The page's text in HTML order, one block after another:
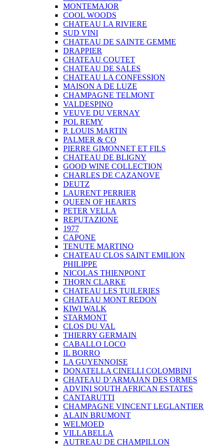
MONTEMAJOR
COOL WOODS
CHATEAU LA RIVIERE
SUD VINI
CHATEAU DE SAINTE GEMME
DRAPPIER
CHATEAU COUTET
CHATEAU DE SALES
CHATEAU LA CONFESSION
MAISON A DE LUZE
CHAMPAGNE TELMONT
VALDESPINO
VEUVE DU VERNAY
POL REMY
P. LOUIS MARTIN
PALMER & CO
PIERRE GIMONNET ET FILS
CHATEAU DE BLIGNY
GOOD WINE COLLECTION
CHARLES DE CAZANOVE
DEUTZ
LAURENT PERRIER
QUEEN OF HEARTS
PETER VELLA
REPUTAZIONE
1977
CAPONE
TENUTE MARTINO
CHATEAU CLOS SAINT EMILION
PHILIPPE
NICOLAS THIENPONT
THORN CLARKE
CHATEAU LES TUILERIES
CHATEAU MONT REDON
KIWI WALK
STARMONT
CLOS DU VAL
THIERRY GERMAIN
CABALLO LOCO
IL BORRO
LA GUYENNOISE
DONATELLA CINELLI COLOMBINI
CHATEAU D’ARMAJAN DES ORMES
ADVINI SOUTH AFRICAN ESTATES
CANTARUTTI
CHAMPAGNE VINCENT LEGLANTIER
ALAIN BRUMONT
WELMOED
VILLABELLA
AUTREAU DE CHAMPILLON